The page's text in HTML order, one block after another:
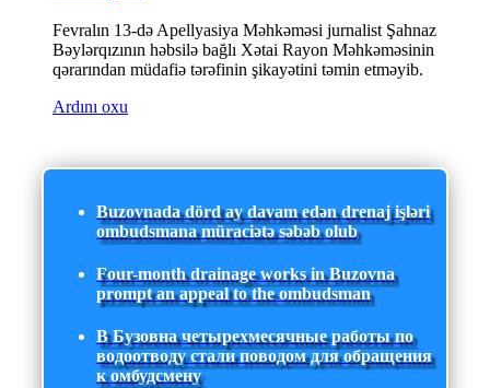
Fevralın 13-də Apellyasiya Məhkəməsi jurnalist Şahnaz
Bəylərqızının həbsilə bağlı Xətai Rayon Məhkəməsinin
qərarından müdafiə tərəfinin şikayətini təmin etməyib.
Ardını oxu
Buzovnada dörd ay davam edən drenaj işləri
ombudsmana müraciətə səbəb olub
Four-month drainage works in Buzovna
prompt an appeal to the ombudsman
В Бузовна четырехмесячные работы по
водоотводу стали поводом для обращения
к омбудсмену